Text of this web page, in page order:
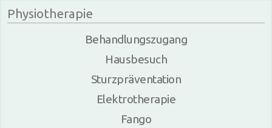
Physiotherapie
Behandlungszugang
Hausbesuch
Sturzpräventation
Elektrotherapie
Fango